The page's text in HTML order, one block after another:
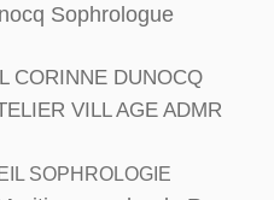
Sophrologue
CORINNE DUNOCQ
VILL AGE ADMR
SOPHROLOGIE